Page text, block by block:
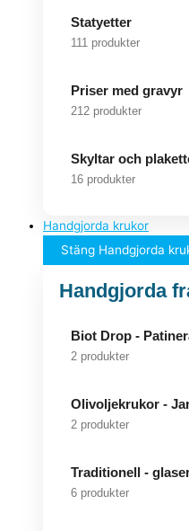
Statyetter
111 produkter
Priser med gravyr
212 produkter
Skyltar och
16 produkter
Handgjorda krukor
Stäng Handgjorda
Handgjorda
Biot Drop -
2 produkter
Olivoljekrukor -
2 produkter
Traditionell -
6 produkter